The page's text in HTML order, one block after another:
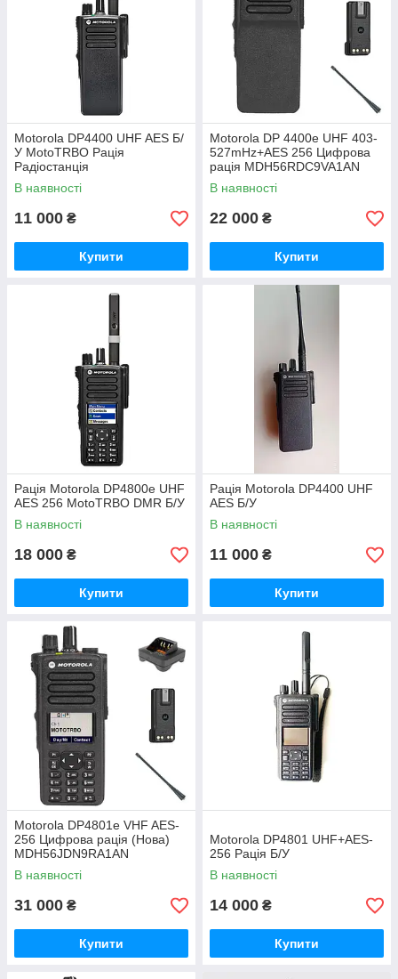
Motorola DP4400 UHF AES Б/
У MotoTRBO Рація
Радіостанція
В наявності
11 000 ₴
Купити
Motorola DP 4400e UHF 403-
527mHz+AES 256 Цифрова
рація MDH56RDC9VA1AN
В наявності
22 000 ₴
Купити
Рація Motorola DP4800e UHF
AES 256 MotoTRBO DMR Б/У
В наявності
18 000 ₴
Купити
Рація Motorola DP4400 UHF
AES Б/У
В наявності
11 000 ₴
Купити
Motorola DP4801e VHF AES-
256 Цифрова рація (Нова)
MDH56JDN9RA1AN
В наявності
31 000 ₴
Купити
Motorola DP4801 UHF+AES-
256 Рація Б/У
В наявності
14 000 ₴
Купити